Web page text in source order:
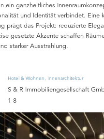
ein ganzheitliches
und Identität verbindet. Eine
prägt das Projekt: reduzierte
gesetzte Akzente schaffen
starker Ausstrahlung.
Hotel & Wohnen Innenarchitektur
S & R Immobiliengesellschaft
1-8